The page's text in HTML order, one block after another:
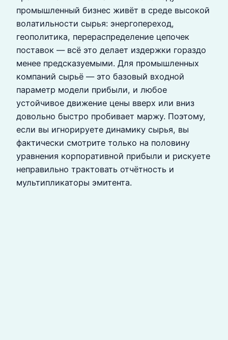
промышленный бизнес живёт в среде высокой
волатильности сырья: энергопереход,
геополитика, перераспределение цепочек
поставок — всё это делает издержки гораздо
менее предсказуемыми. Для промышленных
компаний сырьё — это базовый входной
параметр модели прибыли, и любое
устойчивое движение цены вверх или вниз
довольно быстро пробивает маржу. Поэтому,
если вы игнорируете динамику сырья, вы
фактически смотрите только на половину
уравнения корпоративной прибыли и рискуете
неправильно трактовать отчётность и
мультипликаторы эмитента.